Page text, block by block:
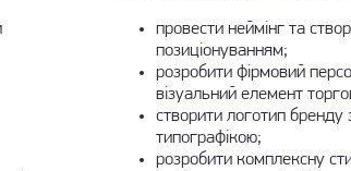
провести неймінг та
позиціонуванням;
розробити фірмовий
візуальний елемент
створити логотип бренду
типографікою;
розробити комплексну